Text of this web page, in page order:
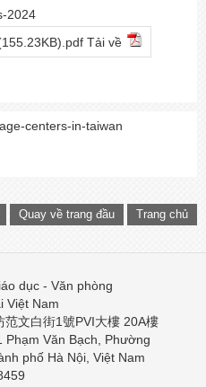
2024
Tải về
centers-in-taiwan
Quay về trang đầu Trang chủ
dục - Văn phòng
Việt Nam
范文白街1號PVI大樓 20A樓
Phạm Văn Bạch, Phường
phố Hà Nội, Việt Nam